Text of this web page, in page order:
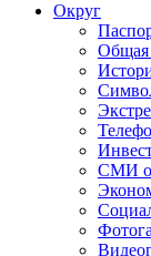
Округ
Общая
СМИ